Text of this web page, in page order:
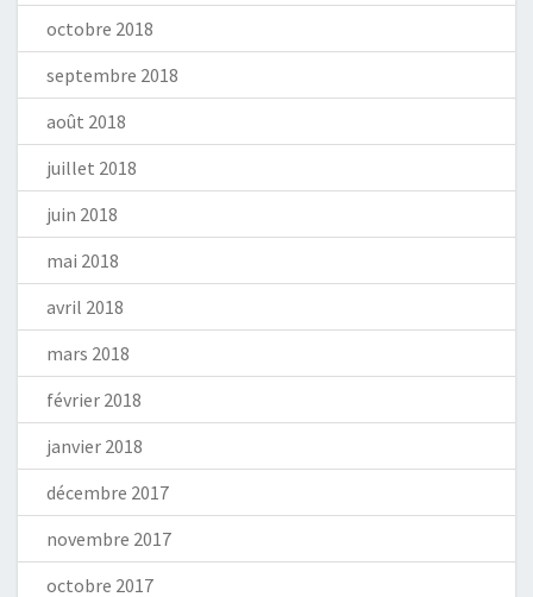
octobre 2018
septembre 2018
août 2018
juillet 2018
juin 2018
mai 2018
avril 2018
mars 2018
février 2018
janvier 2018
décembre 2017
novembre 2017
octobre 2017